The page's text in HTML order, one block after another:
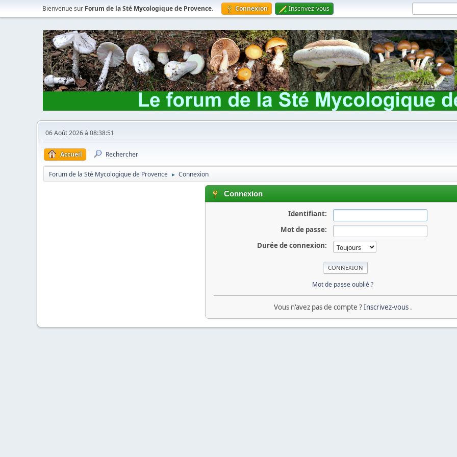
Bienvenue sur Forum de la Sté Mycologique de Provence. Connexion Inscrivez-vous
06 Août 2026 à 08:38:51
Accueil Rechercher
Forum de la Sté Mycologique de Provence ► Connexion
Connexion
Identifiant:
Mot de passe:
Durée de connexion:
Mot de passe oublié ?
Vous n'avez pas de compte ?Inscrivez-vous .